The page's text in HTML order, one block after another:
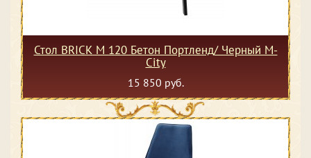
Стол BRICK M 120 Бетон Портленд/ Черный М-
City
15 850 руб.